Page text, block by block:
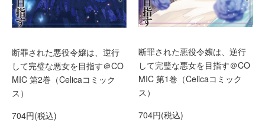
断罪された悪役令嬢は、逆行
して完璧な悪女を目指す＠CO
MIC 第2巻（Celicaコミック
ス）
704円(税込)
断罪された悪役令嬢は、逆行
して完璧な悪女を目指す＠CO
MIC 第1巻（Celicaコミック
ス）
704円(税込)